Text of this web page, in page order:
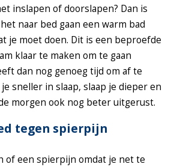
inslapen of doorslapen? Dan is
naar bed gaan een warm bad
je moet doen. Dit is een beproefde
klaar te maken om te gaan
dan nog genoeg tijd om af te
sneller in slaap, slaap je dieper en
morgen ook nog beter uitgerust.
tegen spierpijn
of een spierpijn omdat je net te